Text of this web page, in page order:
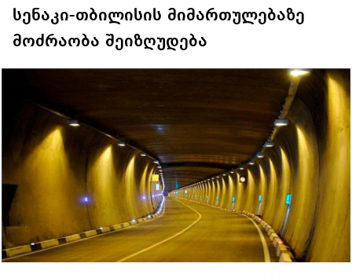
სენაკი-თბილისის მიმართულებაზე
მოძრაობა შეიზღუდება